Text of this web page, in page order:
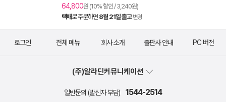
64,800원 (10% 할인 / 3,240원)
택배로 주문하면 8월 21일 출고 변경
로그인 전체 메뉴 회사 소개 출판사 안내 PC 버전
(주)알라딘커뮤니케이션
일반문의 (발신자 부담) 1544-2514